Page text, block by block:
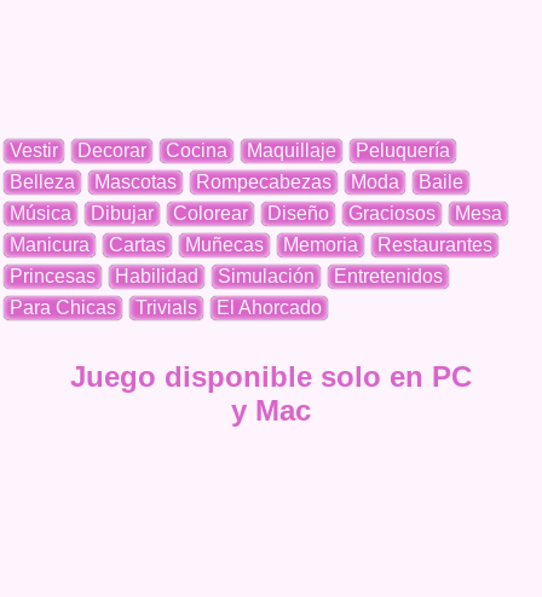
Vestir Decorar Cocina Maquillaje
Peluquería
Belleza
Mascotas Rompecabezas Moda
Baile
Música
Dibujar Colorear Diseño Graciosos
Mesa
Manicura
Cartas Muñecas Memoria
Restaurantes
Princesas
Habilidad Simulación
Entretenidos
Para Chicas
Trivials El Ahorcado
Juego disponible solo en PC
y Mac